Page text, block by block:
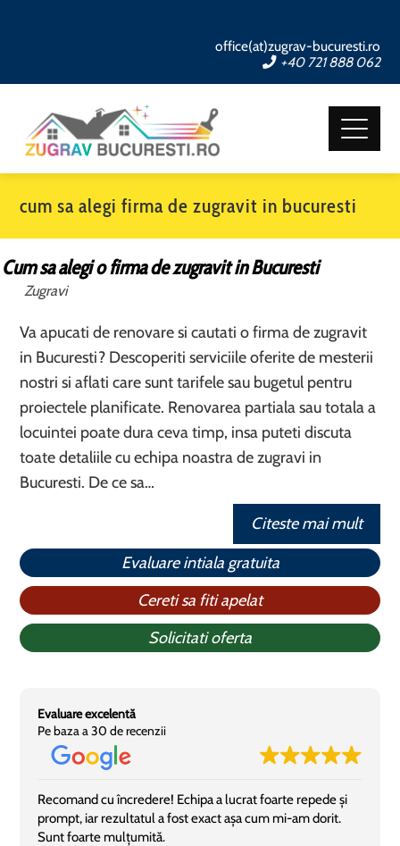
office(at)zugrav-bucuresti.ro
+40 721 888 062
cum sa alegi firma de zugravit in bucuresti
Cum sa alegi o firma de zugravit in Bucuresti
Zugravi
Va apucati de renovare si cautati o firma de zugravit
in Bucuresti? Descoperiti serviciile oferite de mesterii
nostri si aflati care sunt tarifele sau bugetul pentru
proiectele planificate. Renovarea partiala sau totala a
locuintei poate dura ceva timp, insa puteti discuta
toate detaliile cu echipa noastra de zugravi in
Bucuresti. De ce sa…
Citeste mai mult
Evaluare intiala gratuita
Cereti sa fiti apelat
Solicitati oferta
Evaluare excelentă
Pe baza a 30 de recenzii
Recomand cu încredere! Echipa a lucrat foarte repede și
prompt, iar rezultatul a fost exact așa cum mi-am dorit.
Sunt foarte mulțumită.